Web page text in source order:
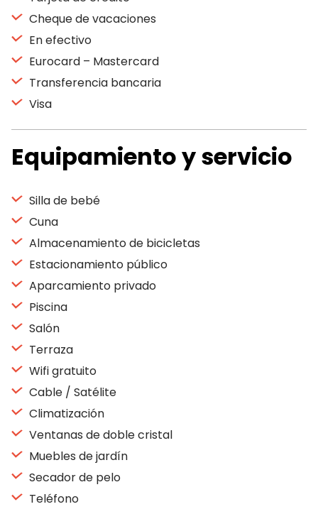
Cheque de vacaciones
En efectivo
Eurocard – Mastercard
Transferencia bancaria
Visa
Equipamiento y servicio
Silla de bebé
Cuna
Almacenamiento de bicicletas
Estacionamiento público
Aparcamiento privado
Piscina
Salón
Terraza
Wifi gratuito
Cable / Satélite
Climatización
Ventanas de doble cristal
Muebles de jardín
Secador de pelo
Teléfono